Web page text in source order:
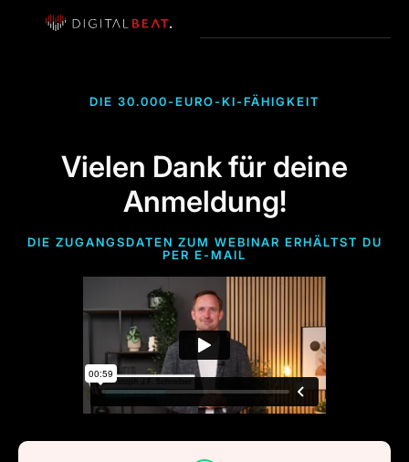
DIE 30.000-EURO-KI-FÄHIGKEIT
Vielen Dank für deine
Anmeldung!
DIE ZUGANGSDATEN ZUM WEBINAR ERHÄLTST DU
PER E-MAIL